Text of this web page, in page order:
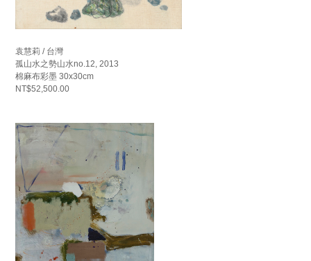
袁慧莉 / 台灣
孤山水之勢山水no.12, 2013
棉麻布彩墨 30x30cm
NT$52,500.00